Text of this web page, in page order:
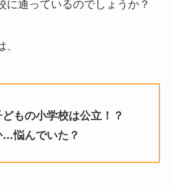
に通っているのでしょうか？
もの小学校は公立！？
…悩んでいた？